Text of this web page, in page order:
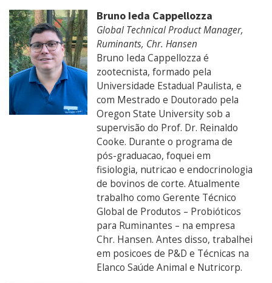
Bruno Ieda Cappellozza
Global Technical Product Manager,
Ruminants, Chr. Hansen
Bruno Ieda Cappellozza é
zootecnista, formado pela
Universidade Estadual Paulista, e
com Mestrado e Doutorado pela
Oregon State University sob a
supervisão do Prof. Dr. Reinaldo
Cooke. Durante o programa de
pós-graduacao, foquei em
fisiologia, nutricao e endocrinologia
de bovinos de corte. Atualmente
trabalho como Gerente Técnico
Global de Produtos – Probióticos
para Ruminantes – na empresa
Chr. Hansen. Antes disso, trabalhei
em posicoes de P&D e Técnicas na
Elanco Saúde Animal e Nutricorp.